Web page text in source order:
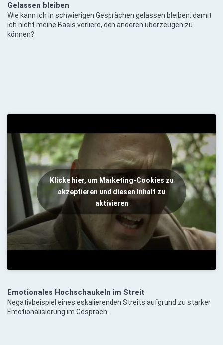
Gelassen bleiben
Wie kann ich in schwierigen Gesprächen gelassen bleiben, damit
ich nicht meine Basis verliere, den anderen überzeugen zu
können?
Klicke hier, um Marketing-Cookies zu
akzeptieren und diesen Inhalt zu
aktivieren
Emotionales Hochschaukeln im Streit
Negativbeispiel eines eskalierenden Streits aufgrund zu starker
Emotionalisierung im Gespräch.